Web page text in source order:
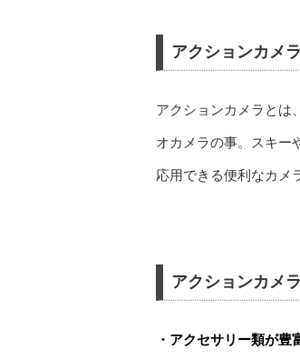
アクションカメ
アクションカメラとは
オカメラの事。スキー
応用できる便利なカメ
アクションカメ
・アクセサリー類が豊